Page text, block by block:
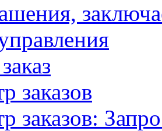
заказов
заказов: